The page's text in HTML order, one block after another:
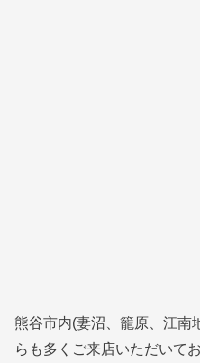
熊谷市内(妻沼、籠原、江南
らも多くご来店いただいてお